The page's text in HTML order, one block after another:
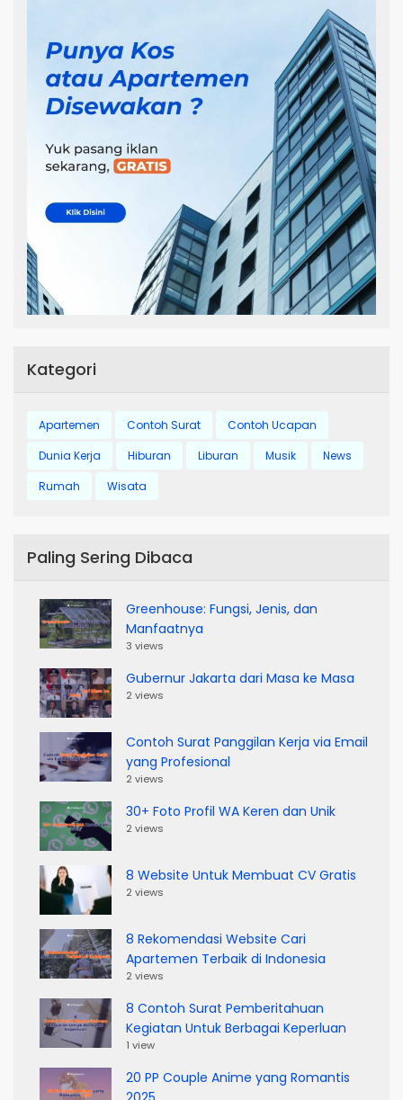
Kategori
Apartemen Contoh Surat
Contoh Ucapan
Dunia Kerja
Hiburan Liburan Musik
News
Rumah
Wisata
Paling Sering Dibaca
Greenhouse: Fungsi, Jenis, dan
Manfaatnya
3 views
Gubernur Jakarta dari Masa ke Masa
2 views
Contoh Surat Panggilan Kerja via Email
yang Profesional
2 views
30+ Foto Profil WA Keren dan Unik
2 views
8 Website Untuk Membuat CV Gratis
2 views
8 Rekomendasi Website Cari
Apartemen Terbaik di Indonesia
2 views
8 Contoh Surat Pemberitahuan
Kegiatan Untuk Berbagai Keperluan
1 view
20 PP Couple Anime yang Romantis